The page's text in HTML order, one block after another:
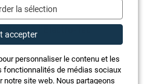
direct à l’Electro-Tec
la sélection
accepter
personnaliser le contenu et les
fonctionnalités de médias sociaux
notre site web. Nous partageons